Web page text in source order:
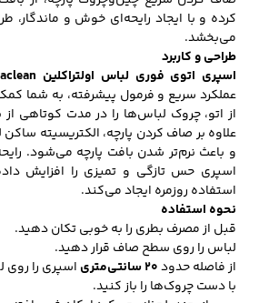
کرده و با ایجاد رایحه‌ای خوش و ماندگار،
می‌بخشد.
طراحی و کاربرد
اسپری اتوی فوری لباس اولتراکلین Ultraclean مدل Freshness
عملکرد سریع و فرمول پیشرفته، به شما
از اتو، چروک لباس‌ها را در مدت کوتاهی
علاوه بر صاف کردن پارچه، الکتریسیته
و باعث نرم‌تر شدن بافت پارچه می‌شود.
اسپری حس تازگی و تمیزی را افزایش
استفاده روزمره ایجاد می‌کند.
نحوه استفاده
قبل از مصرف بطری را به خوبی تکان دهید.
لباس را روی سطح صاف قرار دهید.
از فاصله حدود۲۰ سانتی‌متری
اسپری را روی
با دست چروک‌ها را باز کنید.